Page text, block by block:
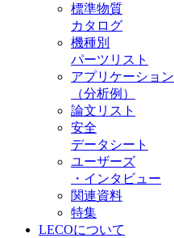
標準物質
カタログ
機種別
パーツリスト
アプリケーション
（分析例）
論文リスト
安全
データシート
ユーザーズ
・インタビュー
関連資料
特集
LECOについて